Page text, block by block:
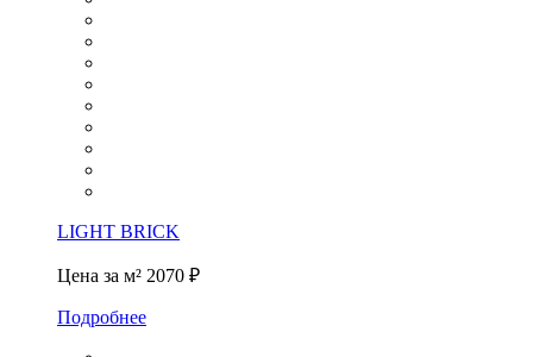
LIGHT BRICK
Цена за м² 2070 ₽
Подробнее